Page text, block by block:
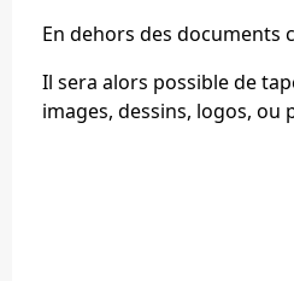
En dehors des documents
Il sera alors possible de
images, dessins, logos, ou